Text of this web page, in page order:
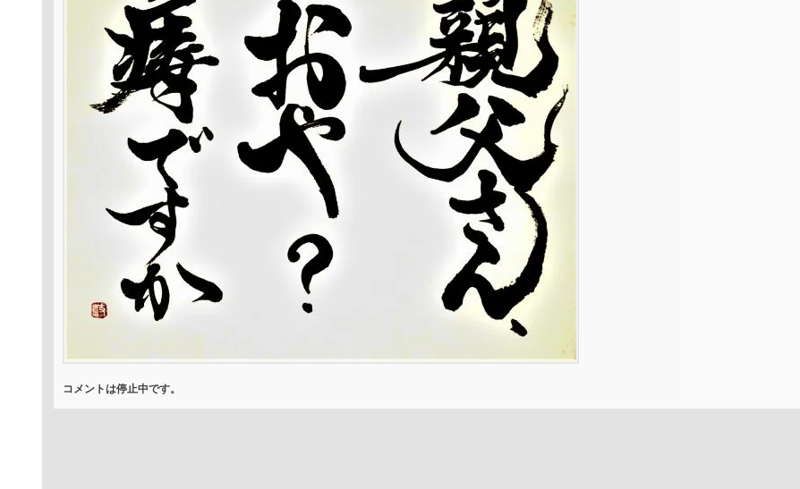
コメントは停止中です。